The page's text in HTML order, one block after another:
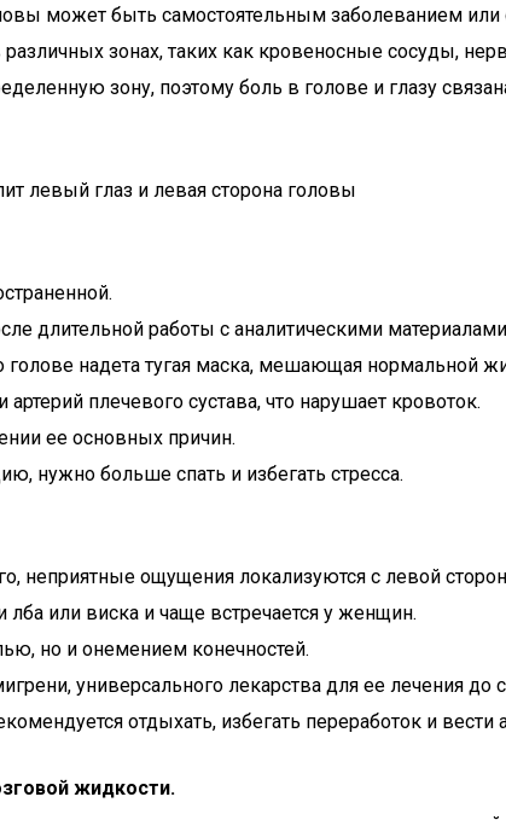
может быть самостоятельным заболеванием
зонах, таких как кровеносные сосуды,
зону, поэтому боль в голове и глазу
левый глаз и левая сторона головы
длительной работы с аналитическими
надета тугая маска, мешающая нормальной
плечевого сустава, что нарушает кровоток.
ее основных причин.
нужно больше спать и избегать стресса.
неприятные ощущения локализуются с левой
лба или виска и чаще встречается у женщин.
но и онемением конечностей.
универсального лекарства для ее лечения до
отдыхать, избегать переработок и вести
жидкости.